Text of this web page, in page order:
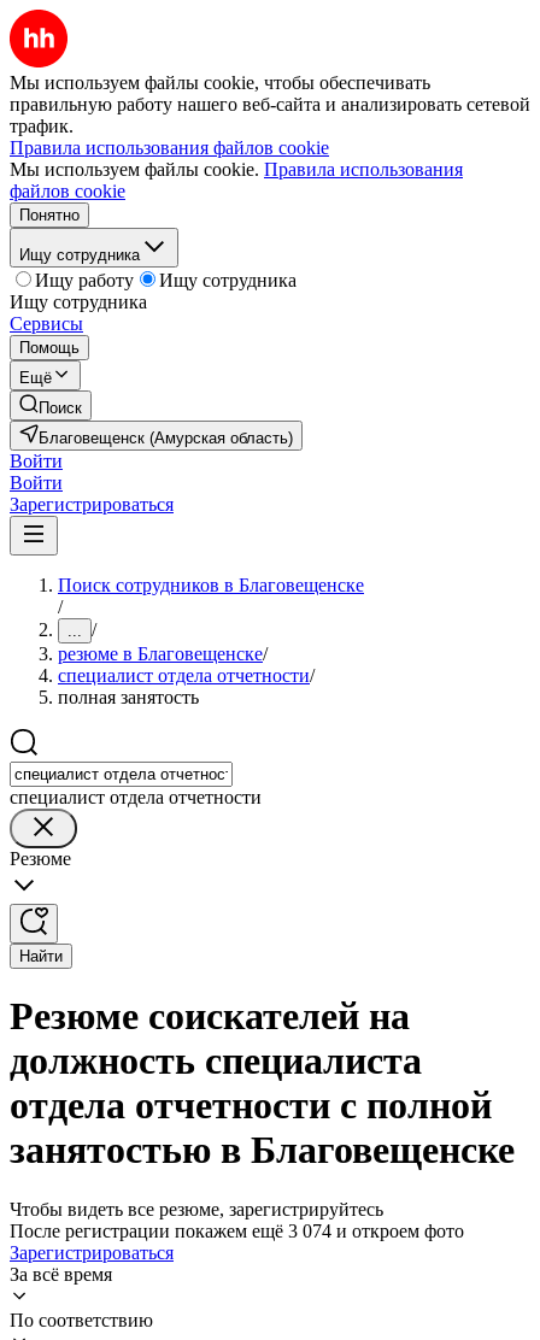
Мы используем файлы cookie, чтобы обеспечивать
правильную работу нашего веб-сайта и анализировать сетевой
трафик.
Правила использования файлов cookie
Мы используем файлы cookie. Правила использования
файлов cookie
Понятно
Ищу сотрудника
Ищу работу
Ищу сотрудника
Ищу сотрудника
Сервисы
Помощь
Ещё
Поиск
Благовещенск (Амурская область)
Войти
Войти
Зарегистрироваться
Поиск сотрудников в Благовещенске
/
... /
резюме в Благовещенске/
специалист отдела отчетности/
полная занятость
специалист отдела отчетности
Резюме
Найти
Резюме соискателей на
должность специалиста
отдела отчетности с полной
занятостью в Благовещенске
Чтобы видеть все резюме, зарегистрируйтесь
После регистрации покажем ещё 3 074 и откроем фото
Зарегистрироваться
За всё время
По соответствию